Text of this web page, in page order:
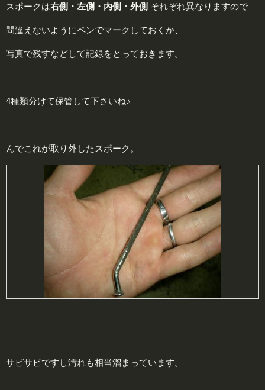
スポークは右側・ 左側・ 内側・ 外側 それぞれ異なりますので
間違えないようにペンでマークしておくか、
写真で残すなどして記録をとっておきます。
4種類分けて保管して下さいね♪
んでこれが取り外したスポーク。
サビサビですし汚れも相当溜まっています。